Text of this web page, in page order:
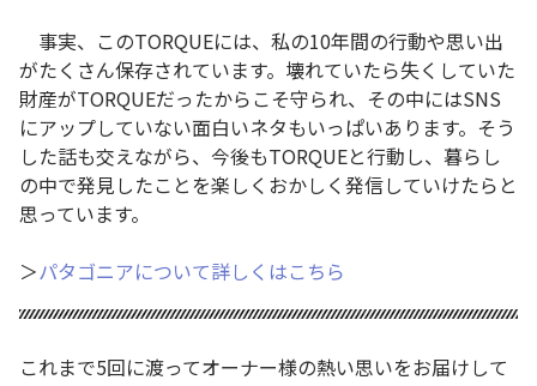
事実、このTORQUEには、私の10年間の行動や思い出
がたくさん保存されています。壊れていたら失くしていた
財産がTORQUEだったからこそ守られ、その中にはSNS
にアップしていない面白いネタもいっぱいあります。そう
した話も交えながら、今後もTORQUEと行動し、暮らし
の中で発見したことを楽しくおかしく発信していけたらと
思っています。
＞パタゴニアについて詳しくはこちら
これまで5回に渡ってオーナー様の熱い思いをお届けして